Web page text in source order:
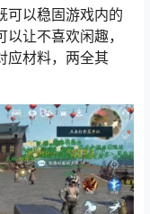
可以稳固游戏内的
让不喜欢闲趣，
应材料，两全其